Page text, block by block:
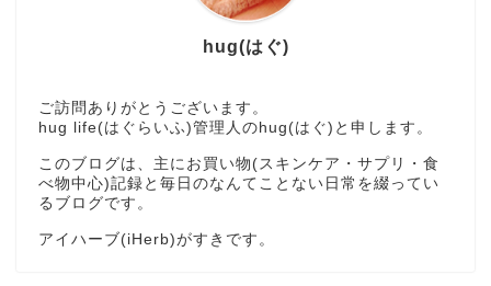
hug(はぐ)
ご訪問ありがとうございます。
hug life(はぐらいふ)管理人のhug(はぐ)と申します。
このブログは、主にお買い物(スキンケア・サプリ・食
べ物中心)記録と毎日のなんてことない日常を綴ってい
るブログです。
アイハーブ(iHerb)がすきです。